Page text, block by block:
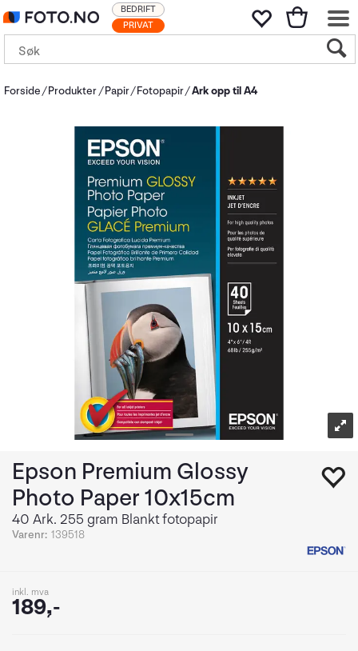
PRIVAT
BEDRIFT
Forside Produkter Papir Fotopapir Ark opp til A4
Epson Premium Glossy
Photo Paper 10x15cm
40 Ark. 255 gram Blankt fotopapir
Varenr: 139518
inkl. mva
189,-